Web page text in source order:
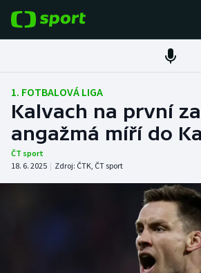
Fotbal
Hokej
Tenis
Atletika
1. FOTBALOVÁ LIGA
Kalvach na první
angažmá míří do
ČT sport
18. 6. 2025 | Zdroj: ČTK, ČT sport